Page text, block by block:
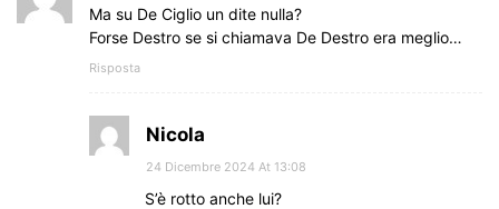
Ma su De Ciglio un dite nulla?
Forse Destro se si chiamava De Destro era meglio…
Risposta
Nicola
24 Dicembre 2024 At 13:08
S’è rotto anche lui?